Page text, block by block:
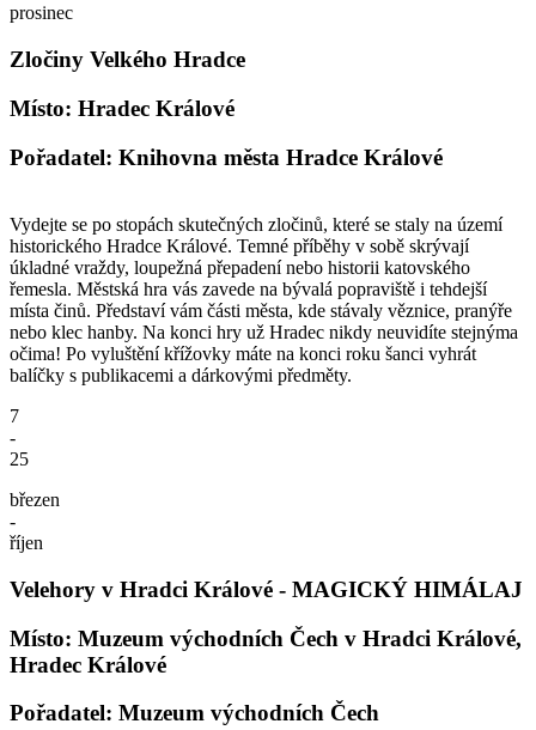
prosinec
Zločiny Velkého Hradce
Místo: Hradec Králové
Pořadatel: Knihovna města Hradce Králové
Vydejte se po stopách skutečných zločinů, které se staly na území
historického Hradce Králové. Temné příběhy v sobě skrývají
úkladné vraždy, loupežná přepadení nebo historii katovského
řemesla. Městská hra vás zavede na bývalá popraviště i tehdejší
místa činů. Představí vám části města, kde stávaly věznice, pranýře
nebo klec hanby. Na konci hry už Hradec nikdy neuvidíte stejnýma
očima! Po vyluštění křížovky máte na konci roku šanci vyhrát
balíčky s publikacemi a dárkovými předměty.
7
-
25
březen
-
říjen
Velehory v Hradci Králové - MAGICKÝ HIMÁLAJ
Místo: Muzeum východních Čech v Hradci Králové,
Hradec Králové
Pořadatel: Muzeum východních Čech